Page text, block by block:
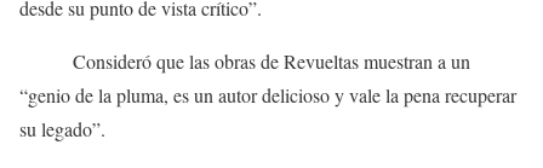
desde su punto de vista crítico”.
Consideró que las obras de Revueltas muestran a un
“genio de la pluma, es un autor delicioso y vale la pena recuperar
su legado”.